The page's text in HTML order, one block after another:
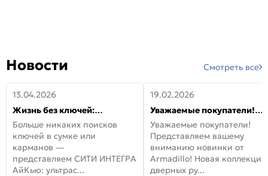
Новости Смотреть все
13.04.2026
Жизнь без ключей:
встречайте новую дверь
СИТИ ИНТЕГРА АйКью!
Больше никаких поисков
ключей в сумке или
карманов —
представляем СИТИ ИНТЕГРА
АйКью: ультрас...
19.02.2026
Уважаемые покупатели!
Представляем вашему
вниманию новинки от
Armadillo!
Уважаемые покупатели!
Представляем вашему
вниманию новинки от
Armadillo! Новая коллекция
дверных ру...